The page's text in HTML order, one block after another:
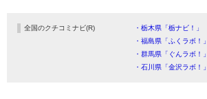
全国のクチコミナビ(R) ・栃木県「栃ナビ！」
・福島県「ふくラボ！」
・群馬県「ぐんラボ！」
・石川県「金沢ラボ！」